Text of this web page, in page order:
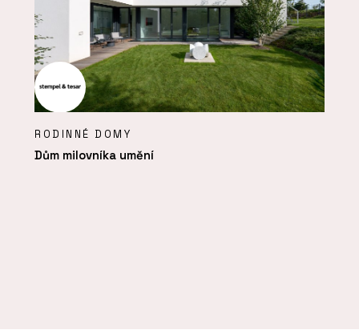
RODINNÉ DOMY
Dům milovníka umění